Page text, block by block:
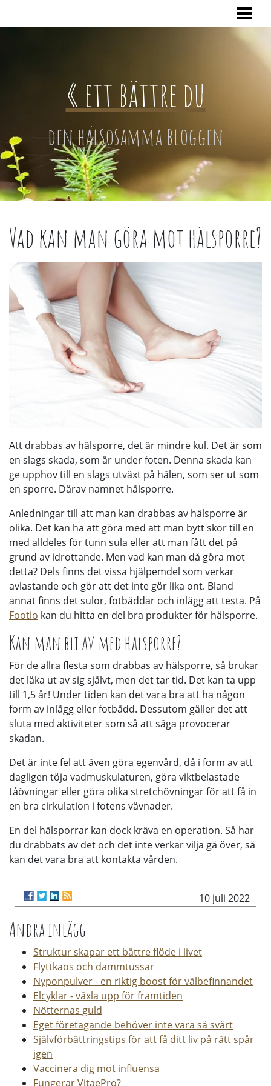
« ett bättre du
den hälsosamma bloggen
Vad kan man göra mot hälsporre?
Att drabbas av hälsporre, det är mindre kul. Det är som
en slags skada, som är under foten. Denna skada kan
ge upphov till en slags utväxt på hälen, som ser ut som
en sporre. Därav namnet hälsporre.
Anledningar till att man kan drabbas av hälsporre är
olika. Det kan ha att göra med att man bytt skor till en
med alldeles för tunn sula eller att man fått det på
grund av idrottande. Men vad kan man då göra mot
detta? Dels finns det vissa hjälpemdel som verkar
avlastande och gör att det inte gör lika ont. Bland
annat finns det sulor, fotbäddar och inlägg att testa. På
Footio kan du hitta en del bra produkter för hälsporre.
Kan man bli av med hälsporre?
För de allra flesta som drabbas av hälsporre, så brukar
det läka ut av sig självt, men det tar tid. Det kan ta upp
till 1,5 år! Under tiden kan det vara bra att ha någon
form av inlägg eller fotbädd. Dessutom gäller det att
sluta med aktiviteter som så att säga provocerar
skadan.
Det är inte fel att även göra egenvård, då i form av att
dagligen töja vadmuskulaturen, göra viktbelastade
tåövningar eller göra olika stretchövningar för att få in
en bra cirkulation i fotens vävnader.
En del hälsporrar kan dock kräva en operation. Så har
du drabbats av det och det inte verkar vilja gå över, så
kan det vara bra att kontakta vården.
10 juli 2022
Andra inlägg
Struktur skapar ett bättre flöde i livet
Flyttkaos och dammtussar
Nyponpulver - en riktig boost för välbefinnandet
Elcyklar - växla upp för framtiden
Nötternas guld
Eget företagande behöver inte vara så svårt
Självförbättringstips för att få ditt liv på rätt spår
igen
Vaccinera dig mot influensa
Fungerar VitaePro?